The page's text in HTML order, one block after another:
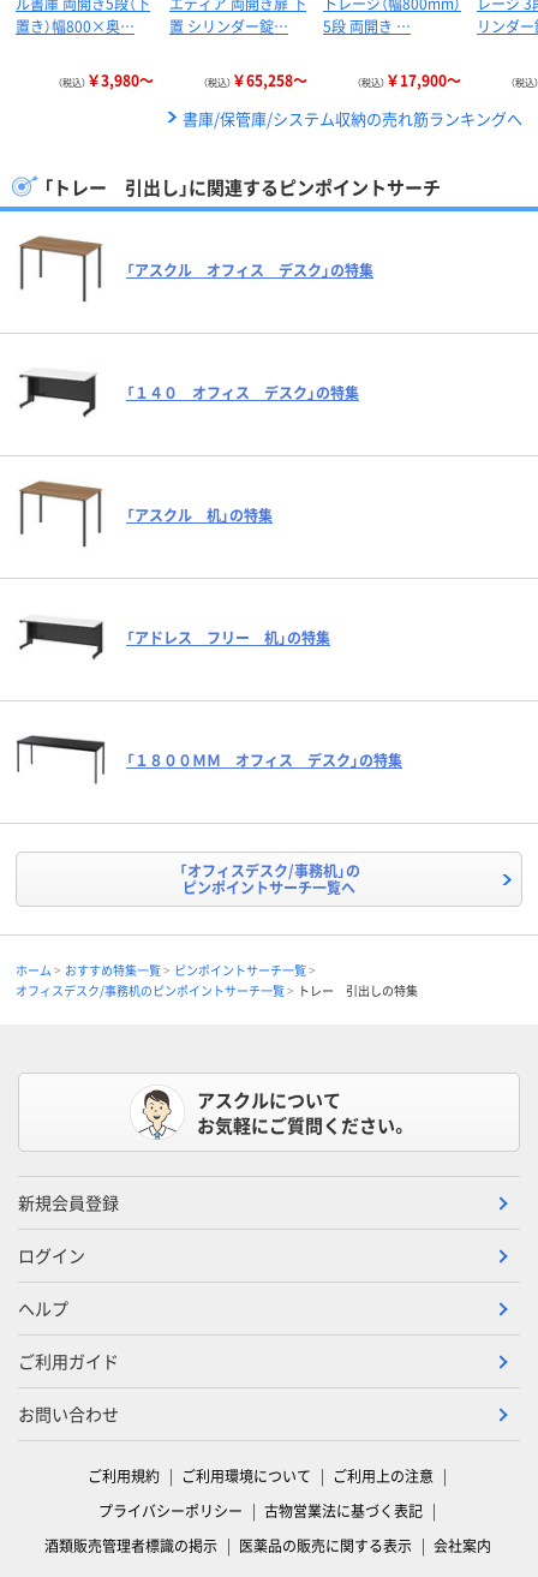
置き）幅800×奥…
（税込） ￥3,980～
置 シリンダー錠…
（税込） ￥65,258～
5段 両開き …
（税込） ￥17,900～
リンダ
（税込）
書庫/保管庫/システム収納の売れ筋ランキングへ
「トレー 引出し」に関連するピンポイントサーチ
「アスクル オフィス デスク」の特集
「１４０ オフィス デスク」の特集
「アスクル 机」の特集
「アドレス フリー 机」の特集
「１８００ＭＭ オフィス デスク」の特集
「オフィスデスク/事務机」の
ピンポイントサーチ一覧へ
ホーム おすすめ特集一覧
ピンポイントサーチ一覧
オフィスデスク/事務机のピンポイントサーチ一覧
トレー 引出しの特集
アスクルについて
お気軽にご質問ください。
新規会員登録
ログイン
ヘルプ
ご利用ガイド
お問い合わせ
ご利用規約 ご利用環境について
ご利用上の注意
プライバシーポリシー
古物営業法に基づく表記
酒類販売管理者標識の掲示
医薬品の販売に関する表示 会社案内